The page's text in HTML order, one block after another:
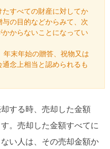
すべての財産に対してか
の目的などからみて、次
からないことになってい
末年始の贈答、祝物又は
念上相当と認められるも
する時、売却した金額
。売却した金額すべてに
い人は、その売却金額か